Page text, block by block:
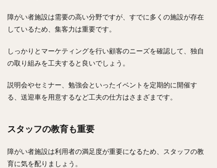
障がい者施設は需要の高い分野ですが、すでに多くの施設が存在
しているため、集客力は重要です。
しっかりとマーケティングを行い顧客のニーズを確認して、独自
の取り組みを工夫すると良いでしょう。
説明会やセミナー、勉強会といったイベントを定期的に開催す
る、送迎車を用意するなど工夫の仕方はさまざまです。
スタッフの教育も重要
障がい者施設は利用者の満足度が重要になるため、スタッフの教
育に気を配りましょう。